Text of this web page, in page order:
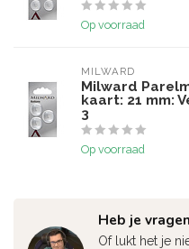
Op voorraad
MILWARD
Milward
kaart: 21 mm:
3
Op voorraad
Heb je
Of lukt het je